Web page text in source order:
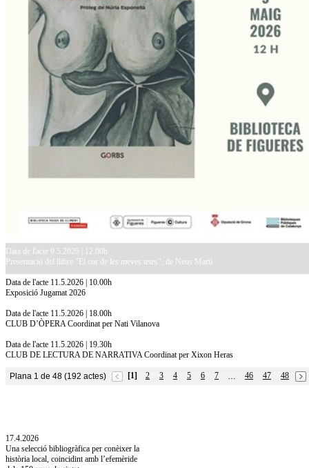
Data de l'acte 9.5.2026 | 12.00h
Presentació del llibre "El cor de les meves tetes", de Neus Martí
Data de l'acte 11.5.2026 | 10.00h
Exposició Jugamat 2026
Data de l'acte 11.5.2026 | 18.00h
CLUB D’ÒPERA Coordinat per Nati Vilanova
Data de l'acte 11.5.2026 | 19.30h
CLUB DE LECTURA DE NARRATIVA Coordinat per Xixon Heras
Plana 1 de 48 (192 actes) [1] 2 3 4 5 6 7 … 46 47
48
17.4.2026
Una selecció bibliogràfica per conèixer la
història local, coincidint amb l’efemèride